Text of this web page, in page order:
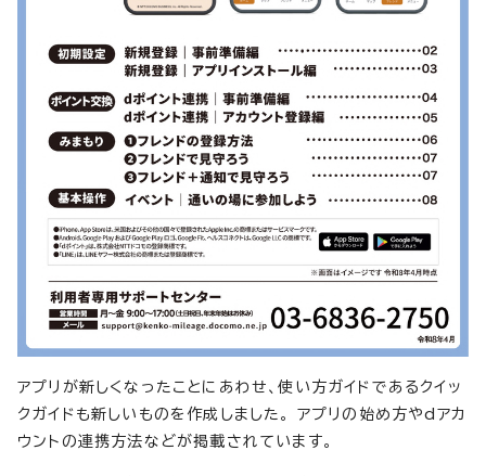
アプリが新しくなったことにあわせ、使い方ガイドであるクイッ
クガイドも新しいものを作成しました。 アプリの始め方やdアカ
ウントの連携方法などが掲載されています。